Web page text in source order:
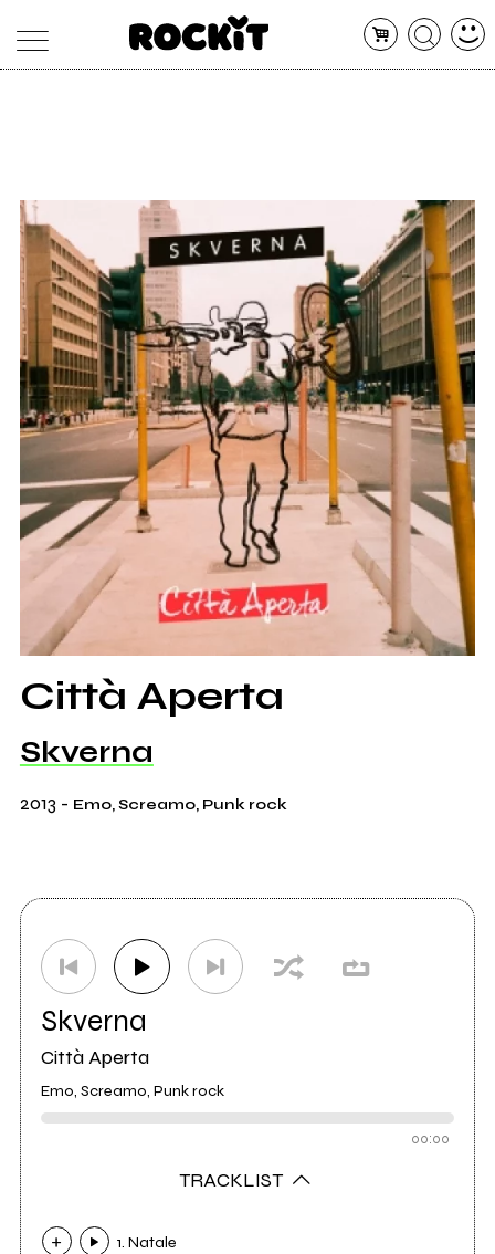
CONCERTI
SHOP
RADIO
Città Aperta
Skverna
2013 - Emo, Screamo, Punk rock
Skverna
Città Aperta
Emo, Screamo, Punk rock
00:00
TRACKLIST
1. Natale